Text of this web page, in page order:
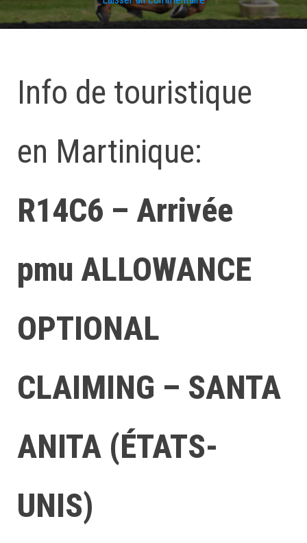
Info de touristique
en Martinique:
R14C6 – Arrivée
pmu ALLOWANCE
OPTIONAL
CLAIMING – SANTA
ANITA (ÉTATS-
UNIS)